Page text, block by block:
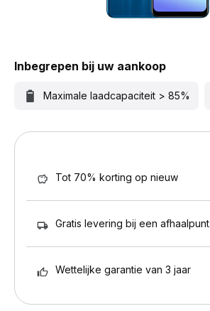
Inbegrepen bij uw aankoop
Maximale laadcapaciteit > 85%
Tot 70% korting op nieuw
Gratis levering bij een afhaalpunt
Wettelijke garantie van 3 jaar